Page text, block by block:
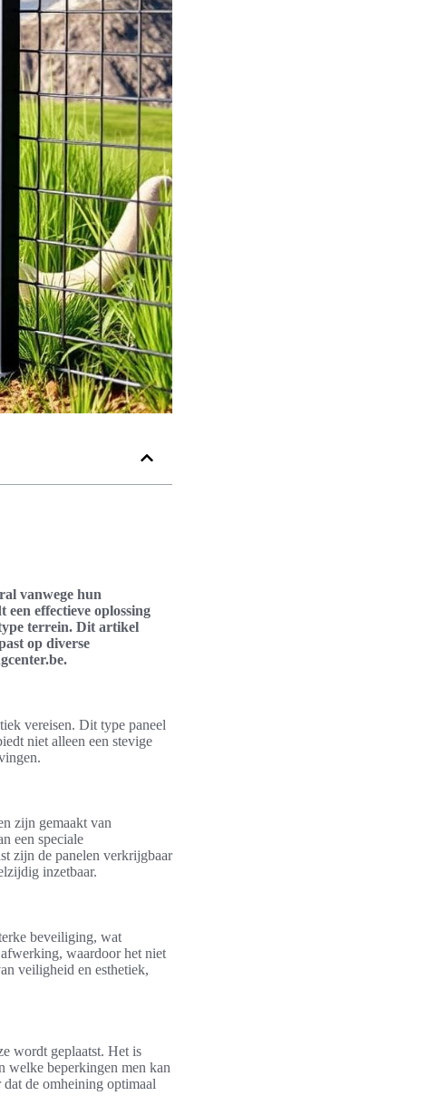
vanwege hun
effectieve oplossing
terrein. Dit artikel
op diverse
vereisen. Dit type paneel
niet alleen een stevige
zijn gemaakt van
een speciale
zijn de panelen verkrijgbaar
inzetbaar.
beveiliging, wat
waardoor het niet
veiligheid en esthetiek,
wordt geplaatst. Het is
welke beperkingen men kan
de omheining optimaal